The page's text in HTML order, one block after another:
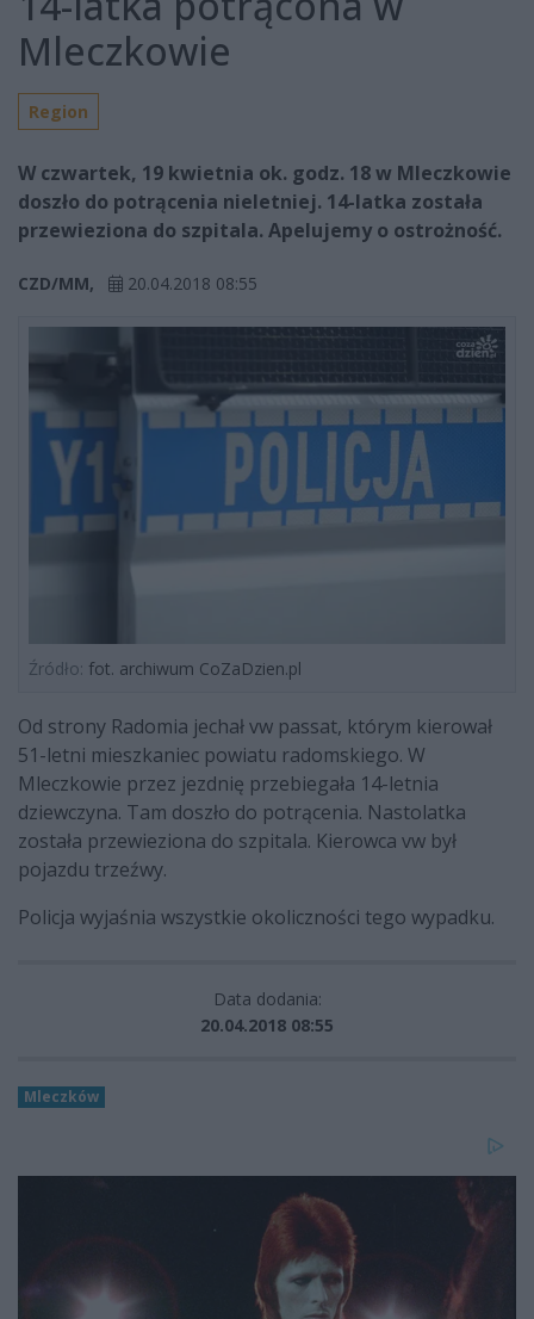
Mleczkowie
Region
W czwartek, 19 kwietnia ok. godz. 18 w Mleczkowie
doszło do potrącenia nieletniej. 14-latka została
przewieziona do szpitala. Apelujemy o ostrożność.
CZD/MM, 20.04.2018 08:55
Źródło: fot. archiwum CoZaDzien.pl
Od strony Radomia jechał vw passat, którym kierował
51-letni mieszkaniec powiatu radomskiego. W
Mleczkowie przez jezdnię przebiegała 14-letnia
dziewczyna. Tam doszło do potrącenia. Nastolatka
została przewieziona do szpitala. Kierowca vw był
pojazdu trzeźwy.
Policja wyjaśnia wszystkie okoliczności tego wypadku.
Data dodania:
20.04.2018 08:55
Mleczków